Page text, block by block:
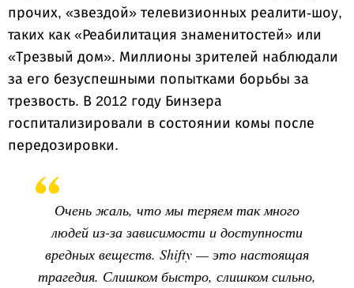
прочих, «звездой» телевизионных реалити-шоу,
таких как «Реабилитация знаменитостей» или
«Трезвый дом». Миллионы зрителей наблюдали
за его безуспешными попытками борьбы за
трезвость. В 2012 году Бинзера
госпитализировали в состоянии комы после
передозировки.
Очень жаль, что мы теряем так много
людей из-за зависимости и доступности
вредных веществ. Shifty — это настоящая
трагедия. Слишком быстро, слишком сильно,